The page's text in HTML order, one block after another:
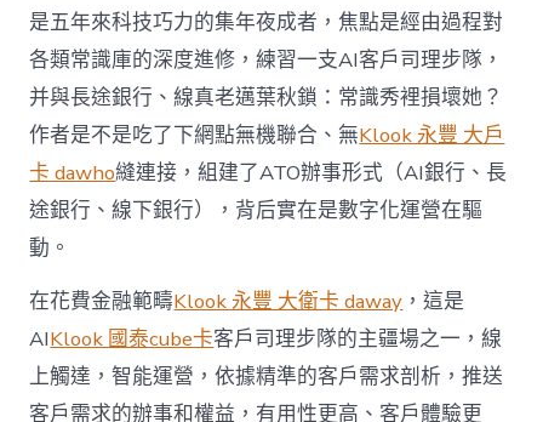
是五年來科技巧力的集年夜成者，焦點是經由過程對
各類常識庫的深度進修，練習一支AI客戶司理步隊，
并與長途銀行、線真老邁葉秋鎖：常識秀裡損壞她？
作者是不是吃了下網點無機聯合、無Klook 永豐 大戶
卡 dawho縫連接，組建了ATO辦事形式（AI銀行、長
途銀行、線下銀行），背后實在是數字化運營在驅
動。
在花費金融範疇Klook 永豐 大衛卡 daway ，這是
AIKlook 國泰cube卡客戶司理步隊的主疆場之一，線
上觸達，智能運營，依據精準的客戶需求剖析，推送
客戶需求的辦事和權益，有用性更高、客戶體驗更